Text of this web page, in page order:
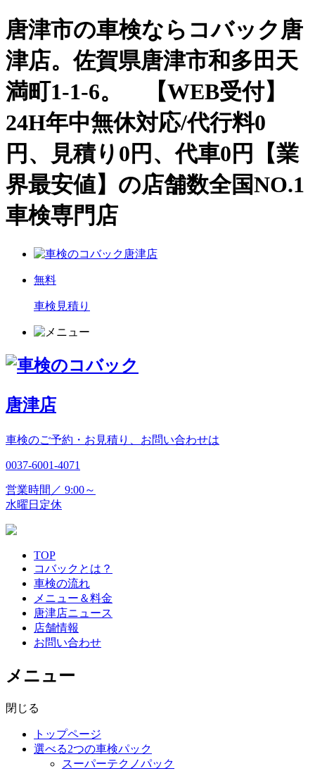
唐津市の車検ならコバック唐
津店。佐賀県唐津市和多田天
満町1-1-6。 【WEB受付】
24H年中無休対応/代行料0
円、見積り0円、代車0円【業
界最安値】の店舗数全国NO.1
車検専門店
唐津店
無料
車検見積り
唐津店
車検のご予約・お見積り、お問い合わせは
0037-6001-4071
営業時間／ 9:00～
水曜日定休
TOP
コバックとは？
車検の流れ
メニュー＆料金
唐津店ニュース
店舗情報
お問い合わせ
メニュー
閉じる
トップページ
選べる2つの車検パック
スーパーテクノパック